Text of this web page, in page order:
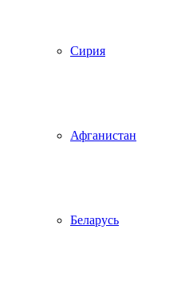
Сирия
Афганистан
Беларусь